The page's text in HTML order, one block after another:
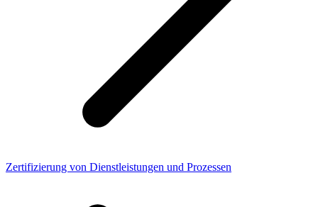
Zertifizierung von Dienstleistungen und Prozessen